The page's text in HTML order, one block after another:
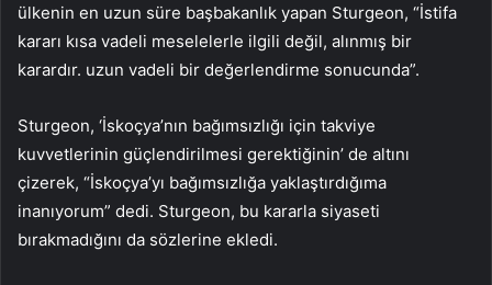
ülkenin en uzun süre başbakanlık yapan Sturgeon, “İstifa
kararı kısa vadeli meselelerle ilgili değil, alınmış bir
karardır. uzun vadeli bir değerlendirme sonucunda”.
Sturgeon, ‘İskoçya’nın bağımsızlığı için takviye
kuvvetlerinin güçlendirilmesi gerektiğinin’ de altını
çizerek, “İskoçya’yı bağımsızlığa yaklaştırdığıma
inanıyorum” dedi. Sturgeon, bu kararla siyaseti
bırakmadığını da sözlerine ekledi.